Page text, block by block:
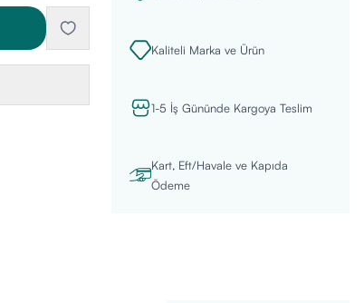
Kaliteli Marka ve Ürün
1-5 İş Gününde Kargoya Teslim
Kart, Eft/Havale ve Kapıda
Ödeme